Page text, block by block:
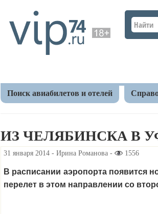
Поиск авиабилетов и отелей
ИЗ ЧЕЛЯБИНСКА В
31 января 2014 - Ирина Романова - 1556
В расписании аэропорта появится
перелет в этом направлении со